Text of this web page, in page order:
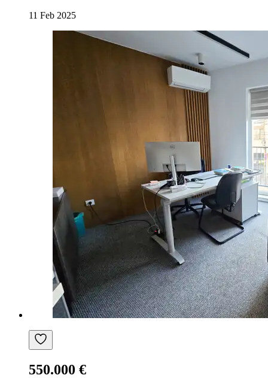
11 Feb 2025
550.000 €